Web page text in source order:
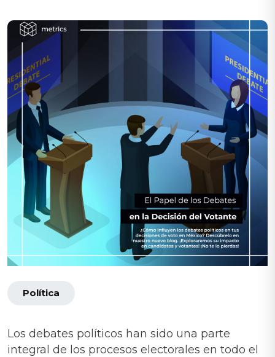
Política
Los debates políticos han sido una parte
integral de los procesos electorales en todo el